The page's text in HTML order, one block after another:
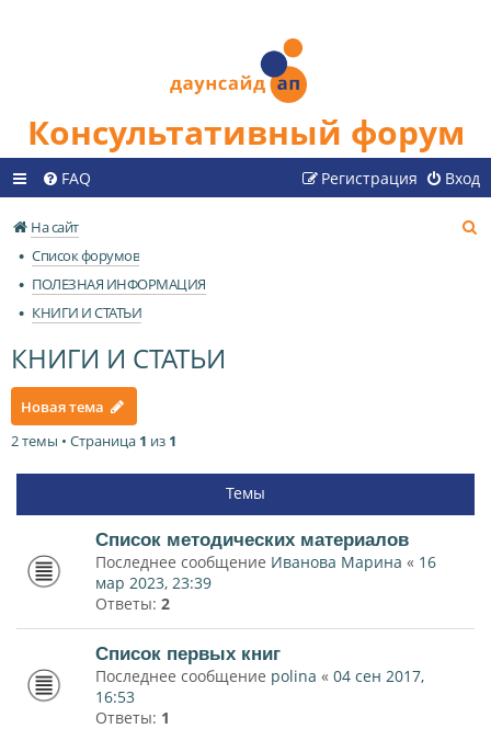
Консультативный форум
FAQ Вход
Регистрация
На сайт
Список форумов
ПОЛЕЗНАЯ ИНФОРМАЦИЯ
КНИГИ И СТАТЬИ
КНИГИ И СТАТЬИ
Новая тема
2 темы • Страница 1 из 1
Темы
Список методических материалов
Последнее сообщение Иванова Марина « 16
мар 2023, 23:39
Ответы: 2
Список первых книг
Последнее сообщение polina « 04 сен 2017,
16:53
Ответы: 1